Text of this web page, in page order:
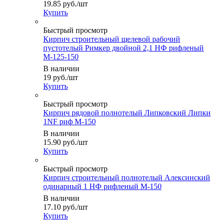
19.85 руб./шт
Купить
Быстрый просмотр
Кирпич строительный щелевой рабочий
пустотелый Римкер двойной 2,1 НФ рифленый
М-125-150
В наличии
19 руб./шт
Купить
Быстрый просмотр
Кирпич рядовой полнотелый Липковский Липки
1NF риф М-150
В наличии
15.90 руб./шт
Купить
Быстрый просмотр
Кирпич строительный полнотелый Алексинский
одинарный 1 НФ рифленый М-150
В наличии
17.10 руб./шт
Купить